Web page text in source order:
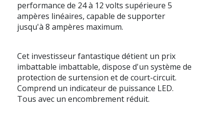
performance de 24 à 12 volts supérieure 5
ampères linéaires, capable de supporter
jusqu'à 8 ampères maximum.
Cet investisseur fantastique détient un prix
imbattable imbattable, dispose d'un système de
protection de surtension et de court-circuit.
Comprend un indicateur de puissance LED.
Tous avec un encombrement réduit.